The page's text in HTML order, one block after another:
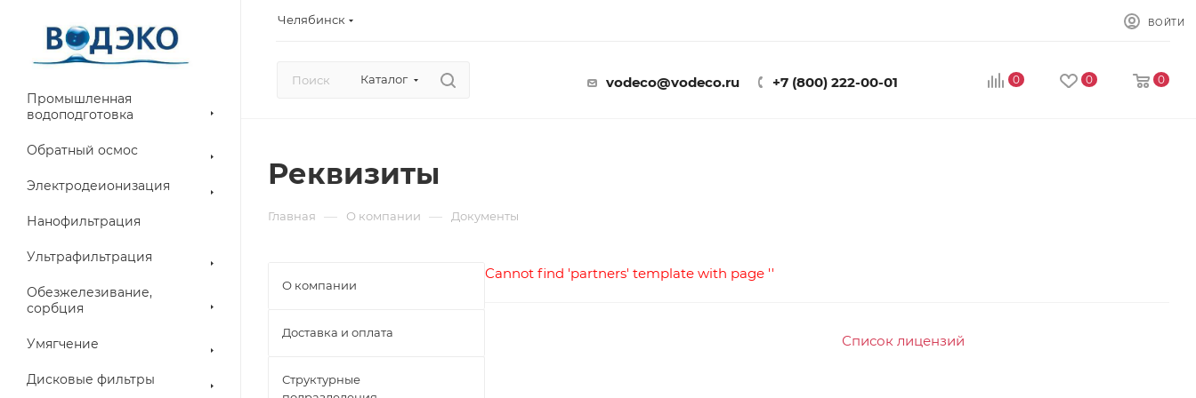
Челябинск ВОЙТИ
Каталог vodeco@vodeco.ru +7 (800) 222-00-01 0 0 0
Промышленная
водоподготовка
Обратный осмос
Электродеионизация
Нанофильтрация
Ультрафильтрация
Обезжелезивание,
сорбция
Умягчение
Дисковые фильтры
Реквизиты
Главная — О компании — Документы
Cannot find 'partners' template with page ''
Список лицензий
О компании
Доставка и оплата
Структурные